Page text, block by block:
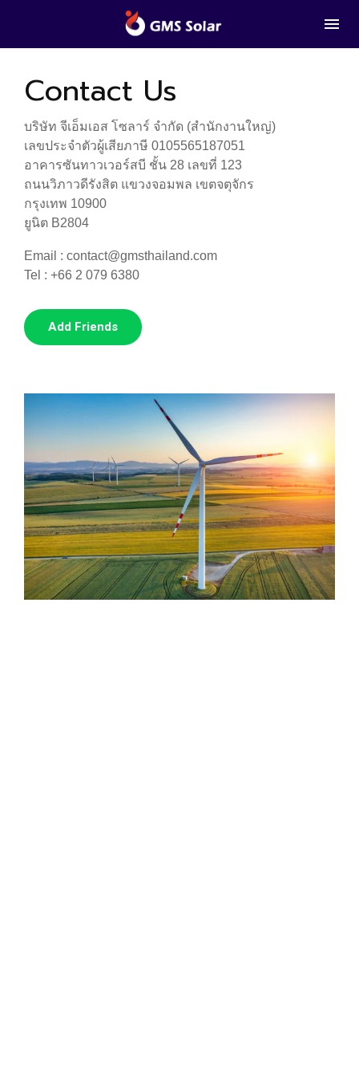
Contact Us
บริษัท จีเอ็มเอส โซลาร์ จำกัด (สำนักงานใหญ่)
เลขประจำตัวผู้เสียภาษี 0105565187051
อาคารซันทาวเวอร์สบี ชั้น 28 เลขที่ 123
ถนนวิภาวดีรังสิต แขวงจอมพล เขตจตุจักร
กรุงเทพ 10900
ยูนิต B2804
Email : contact@gmsthailand.com
Tel : +66 2 079 6380
Add Friends